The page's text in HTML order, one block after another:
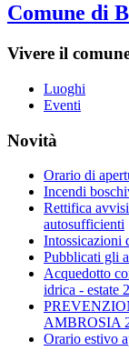
Comune di
Vivere il
Luoghi
Eventi
Novità
Orario di
Incendi
Rettifica
autosufficienti
Intossicazioni
Pubblicati gli
Acquedotto
idrica - estate
AMBROSIA
Orario estivo